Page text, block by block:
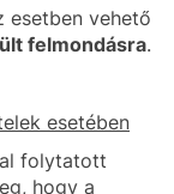
esetben vehető
felmondásra.
esetében
folytatott
hogy a